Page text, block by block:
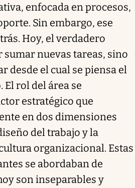
enfocada en procesos,
Sin embargo, ese
Hoy, el verdadero
sumar nuevas tareas, sino
desde el cual se piensa el
El rol del área se
estratégico que
en dos dimensiones
del trabajo y la
organizacional. Estas
se abordaban de
son inseparables y